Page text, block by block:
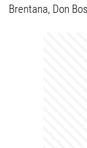
Brentana, Don